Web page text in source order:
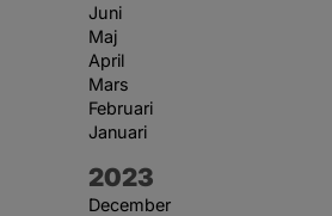
Juni
Maj
April
Mars
Februari
Januari
År:
2023
December